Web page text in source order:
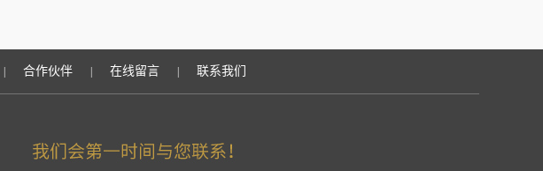
合作伙伴 在线留言 联系我们